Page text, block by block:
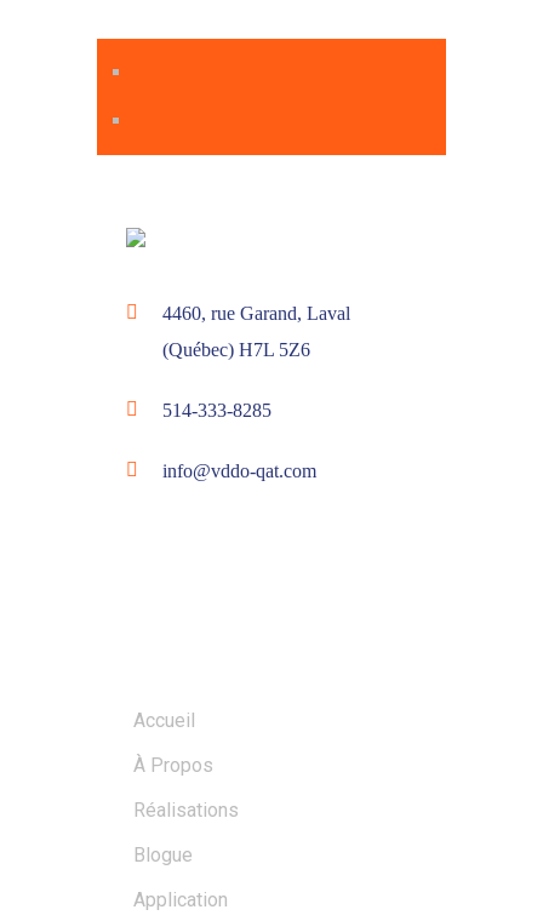
4460, rue Garand, Laval
(Québec) H7L 5Z6
514-333-8285
info@vddo-qat.com
Accueil
À Propos
Réalisations
Blogue
Application